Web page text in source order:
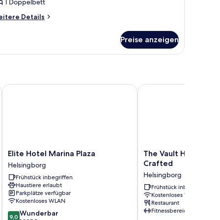
1 Doppelbett
Details
Preise anzeigen
Elite
Hotel
Marina
Plaza
Helsingborg
Elite Hotel Marina Plaza
Helsingborg
Frühstück inbegriffen
Haustiere erlaubt
Parkplätze verfügbar
Kostenloses WLAN
9.0
9,0 Wunderbar
Elite Hotel Marina Plaza
The
Vault
WorldHotels
Crafted
Helsingborg
The Vault Hotel,
Crafted
Helsingborg
Frühstück inbegriffen
Kostenloses WLAN
Restaurant
Fitnessbereich
The Vault Hotel,